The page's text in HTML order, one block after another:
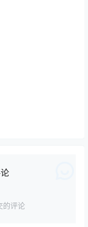
的评论